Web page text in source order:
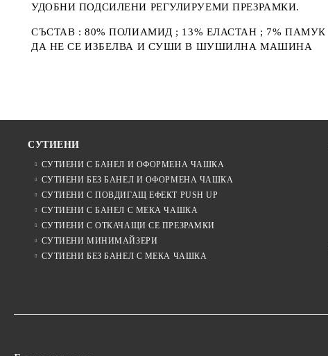
УДОБНИ ПОДСИЛЕНИ РЕГУЛИРУЕМИ ПРЕЗРАМКИ.
СЪСТАВ : 80% ПОЛИАМИД ; 13% ЕЛАСТАН ; 7% ПАМУК
ДА НЕ СЕ ИЗБЕЛВА И СУШИ В ШУШИЛНА МАШИНА
СУТИЕНИ
СУТИЕНИ С БАНЕЛ И ОФОРМЕНА ЧАШКА
СУТИЕНИ БЕЗ БАНЕЛ И ОФОРМЕНА ЧАШКА
СУТИЕНИ С ПОВДИГАЩ ЕФЕКТ PUSH UP
СУТИЕНИ С БАНЕЛ С МЕКА ЧАШКА
СУТИЕНИ С ОТКАЧАЩИ СЕ ПРЕЗРАМКИ
СУТИЕНИ МИНИМАЙЗЕРИ
СУТИЕНИ БЕЗ БАНЕЛ С МЕКА ЧАШКА